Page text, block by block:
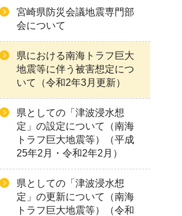
宮崎県防災会議地震専門部
会について
県における南海トラフ巨大
地震等に伴う被害想定につ
いて（令和2年3月更新）
県としての「津波浸水想
定」の設定について（南海
トラフ巨大地震等）（平成
25年2月・令和2年2月）
県としての「津波浸水想
定」の更新について（南海
トラフ巨大地震等）（令和